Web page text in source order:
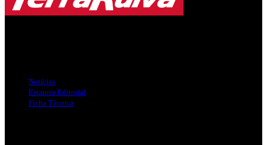
Notícias
Estatuto Editorial
Ficha Técnica